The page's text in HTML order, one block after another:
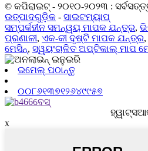
© କପିରାଇଟ୍ - ୨୦୧୦-୨୦୨୩ :
ଉତ୍ପାଦଗୁଡ଼ିକ - ସାଇଟମ୍ୟାପ୍
ସମ୍ପର୍କହୀନ ସମନ୍ୱୟ ମାପକ ଯନ୍ତ୍ର,
ପ୍ରଣାଳୀ, ଏକ-କୀ ଦୃଷ୍ଟି ମାପକ ଯନ୍ତ୍ର,
ମେସିନ୍, ସ୍ୱୟଂଚାଳିତ ଅପ୍ଟିକାଲ୍ ମାପ
ଇମେଲ୍ ପଠାନ୍ତୁ
୦୦୮୬୧୩୭୧୨୬୪୯୯୫୭
x